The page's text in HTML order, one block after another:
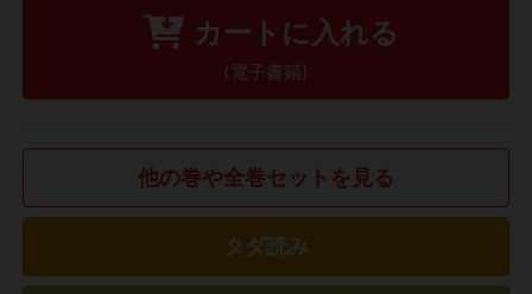
カートに入れる
(電子書籍)
他の巻や全巻セットを見る
タダ読み